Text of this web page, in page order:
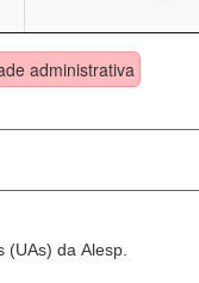
administrativa
(UAs) da Alesp.